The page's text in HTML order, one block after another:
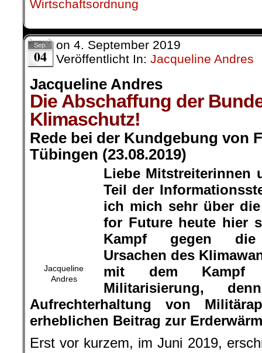
04
on4. September 2019
Veröffentlicht In:Jacqueline Andres
Jacqueline Andres
Die Abschaffung der
Klimaschutz!
Rede bei der Kundgebung von
Tübingen (23.08.2019)
Jacqueline
Liebe Mitstreiterinnen
Teil der
ich mich sehr über
for Future heute hier
Kampf gegen die
Klimawandels geht Hand in
Krieg und Militarisierung,
Aufrechterhaltung von
erheblichen Beitrag zur
Erst vor kurzem, im Juni 2019,
University, die nachweist, dass
amerikanische Militär, als weltweit
Erdöl hergestellten Treibstoffen